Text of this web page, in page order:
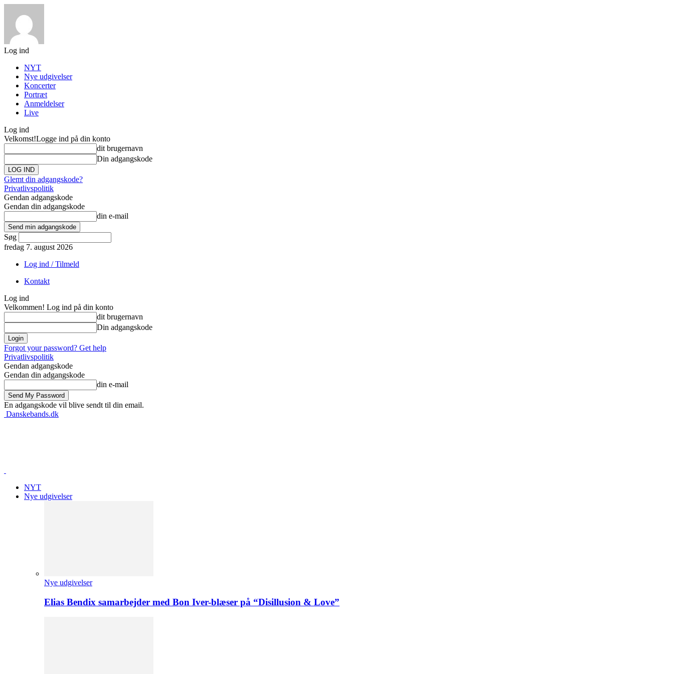
Log ind
NYT
Nye udgivelser
Koncerter
Portræt
Anmeldelser
Live
Log ind
Velkomst!Logge ind på din konto
dit brugernavn
Din adgangskode
Glemt din adgangskode?
Privatlivspolitik
Gendan adgangskode
Gendan din adgangskode
din e-mail
Søg
fredag 7. august 2026
Log ind / Tilmeld
Kontakt
Log ind
Velkommen! Log ind på din konto
dit brugernavn
Din adgangskode
Forgot your password? Get help
Privatlivspolitik
Gendan adgangskode
Gendan din adgangskode
din e-mail
En adgangskode vil blive sendt til din email.
Danskebands.dk
NYT
Nye udgivelser
Nye udgivelser
Elias Bendix samarbejder med Bon Iver-blæser på “Disillusion & Love”